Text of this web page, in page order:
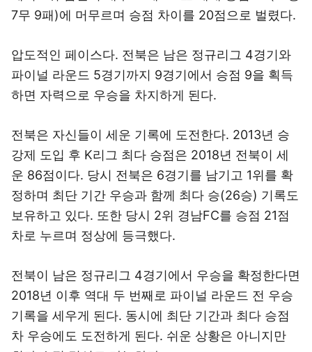
7무 9패)에 머무르며 승점 차이를 20점으로 벌렸다.
압도적인 페이스다. 전북은 남은 정규리그 4경기와
파이널 라운드 5경기까지 9경기에서 승점 9을 획득
하면 자력으로 우승을 차지하게 된다.
전북은 자신들이 세운 기록에 도전한다. 2013년 승
강제 도입 후 K리그 최다 승점은 2018년 전북이 세
운 86점이다. 당시 전북은 6경기를 남기고 1위를 확
정하며 최단 기간 우승과 함께 최다 승(26승) 기록도
보유하고 있다. 또한 당시 2위 경남FC를 승점 21점
차로 누르며 정상에 등극했다.
전북이 남은 정규리그 4경기에서 우승을 확정한다면
2018년 이후 역대 두 번째로 파이널 라운드 전 우승
기록을 세우게 된다. 동시에 최단 기간과 최다 승점
차 우승에도 도전하게 된다. 쉬운 상황은 아니지만